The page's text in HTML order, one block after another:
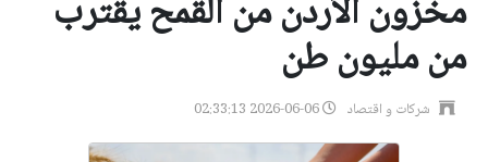
مخزون الأردن من القمح يقترب
من مليون طن
شركات و اقتصاد